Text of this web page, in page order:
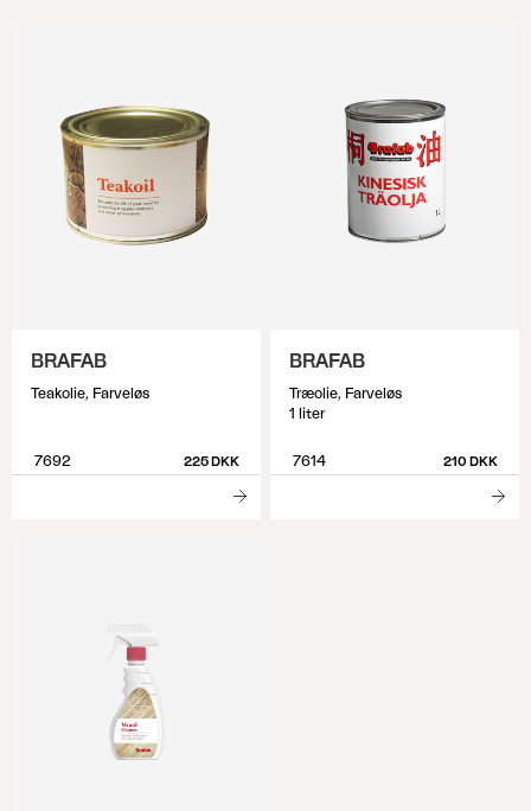
BRAFAB
Teakolie, Farveløs
7692 225 DKK
BRAFAB
Træolie, Farveløs
1 liter
7614 210 DKK